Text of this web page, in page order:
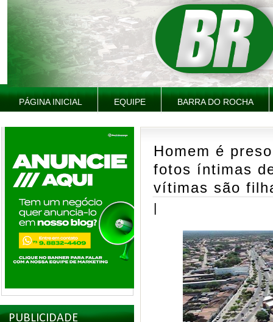
PÁGINA INICIAL EQUIPE BARRA DO ROCHA
PUBLICIDADE
Homem é
fotos íntimas
vítimas são
|